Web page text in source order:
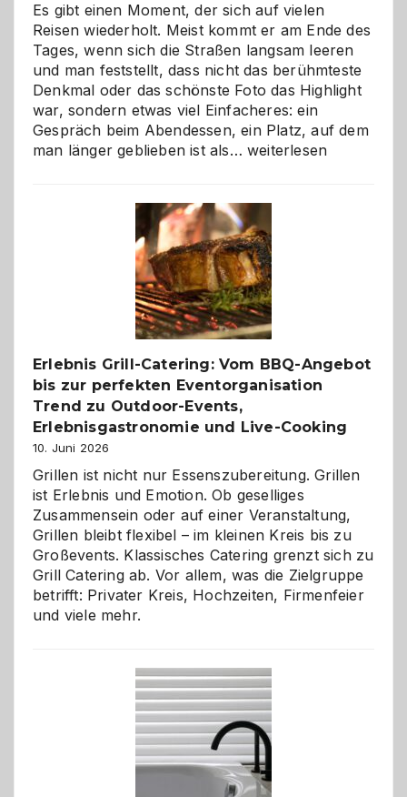
Es gibt einen Moment, der sich auf vielen
Reisen wiederholt. Meist kommt er am Ende des
Tages, wenn sich die Straßen langsam leeren
und man feststellt, dass nicht das berühmteste
Denkmal oder das schönste Foto das Highlight
war, sondern etwas viel Einfacheres: ein
Gespräch beim Abendessen, ein Platz, auf dem
man länger geblieben ist als… Als
–
die
Gelegenheit,
neue
Reiseziele
zu
entdecken
weiterlesen
Erlebnis Grill-Catering: Vom BBQ-Angebot
bis zur perfekten Eventorganisation
Trend zu Outdoor-Events,
Erlebnisgastronomie und Live-Cooking
10. Juni 2026
Grillen ist nicht nur Essenszubereitung. Grillen
ist Erlebnis und Emotion. Ob geselliges
Zusammensein oder auf einer Veranstaltung,
Grillen bleibt flexibel – im kleinen Kreis bis zu
Großevents. Klassisches Catering grenzt sich zu
Grill Catering ab. Vor allem, was die Zielgruppe
betrifft: Privater Kreis, Hochzeiten, Firmenfeier
und viele mehr.